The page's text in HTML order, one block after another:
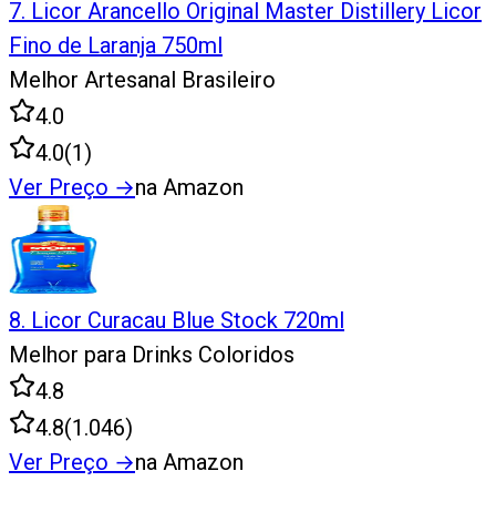
7. Licor Arancello Original Master Distillery Licor
Fino de Laranja 750ml
Melhor Artesanal Brasileiro
4.0
4.0(1)
Ver Preço →na Amazon
8. Licor Curacau Blue Stock 720ml
Melhor para Drinks Coloridos
4.8
4.8(1.046)
Ver Preço →na Amazon